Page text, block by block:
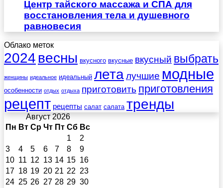
Центр тайского массажа и СПА для
восстановления тела и душевного
равновесия
Облако меток
2024 весны вкусного вкусные вкусный выбрать
женщины идеальное идеальный леталучшие модные
особенности отдых отдыха приготовить приготовления
рецепт рецепты салат салата тренды
Август 2026
Пн Вт Ср Чт Пт Сб Вс
1
2
3
4 5 6 7 8
9
10 11 12 13 14 15 16
17 18 19 20 21 22 23
24 25 26 27 28 29 30